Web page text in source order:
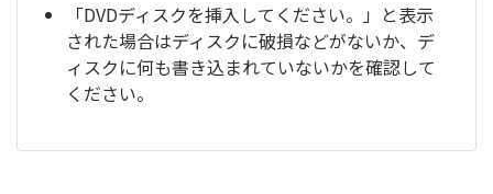
「DVDディスクを挿入してください。」と表示
された場合はディスクに破損などがないか、デ
ィスクに何も書き込まれていないかを確認して
ください。